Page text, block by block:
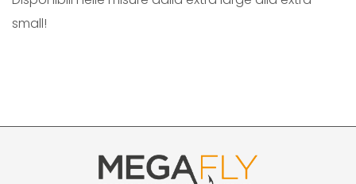
E
small!